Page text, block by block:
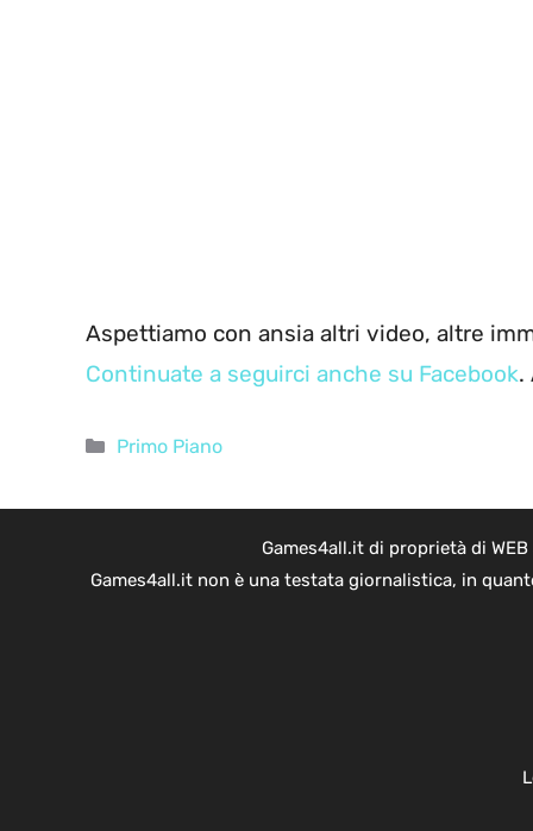
Aspettiamo con ansia altri video, altre
Continuate a seguirci anche su Facebook.
Categorie
Primo Piano
Games4all.it di proprietà di
Games4all.it non è una testata giornalistica, in